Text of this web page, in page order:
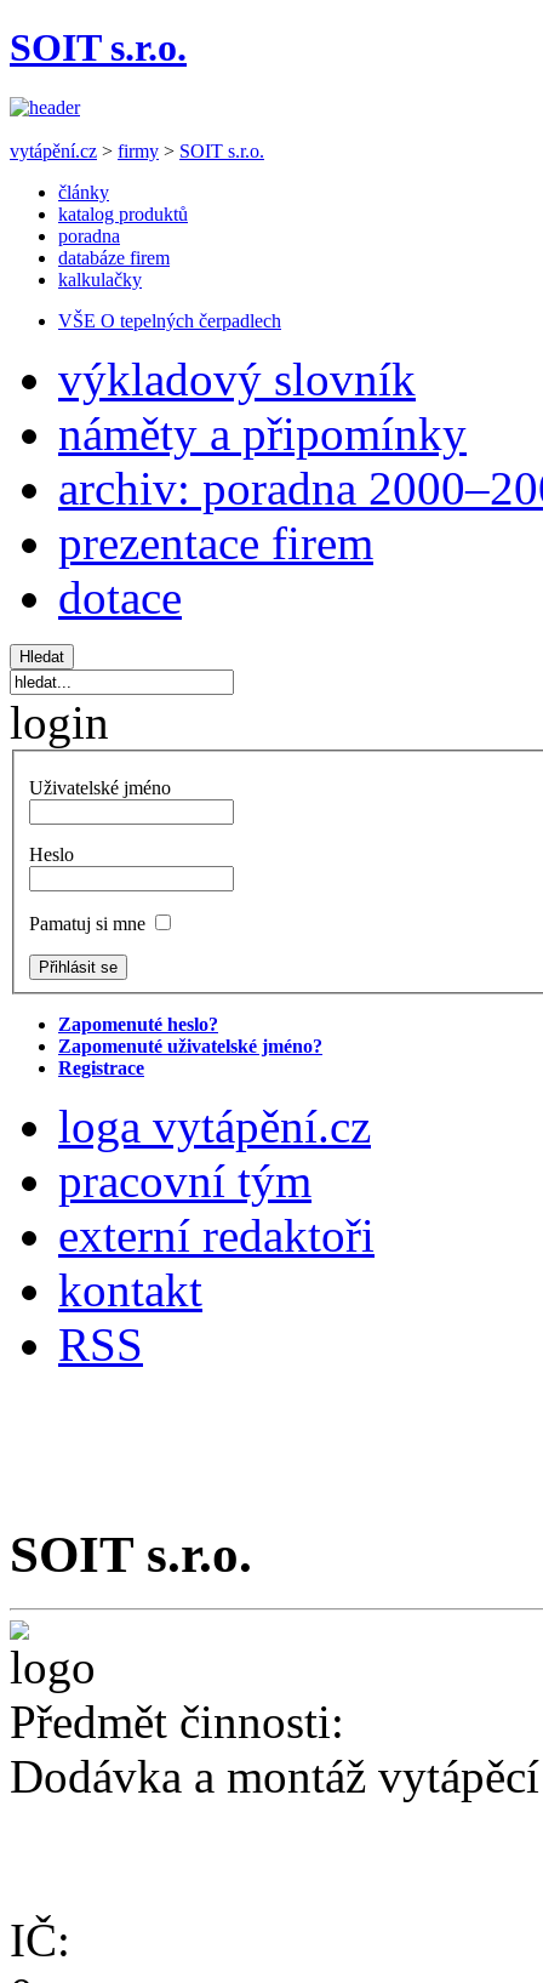
SOIT s.r.o.
vytápění.cz > firmy > SOIT s.r.o.
články
katalog produktů
poradna
databáze firem
kalkulačky
VŠE O tepelných čerpadlech
výkladový slovník
náměty a připomínky
archiv: poradna
prezentace firem
dotace
login
Uživatelské jméno
Heslo
Pamatuj si mne
Zapomenuté heslo?
Zapomenuté uživatelské jméno?
Registrace
loga vytápění.cz
pracovní tým
externí redaktoři
kontakt
RSS
SOIT s.r.o.
Předmět činnosti:
Dodávka a montáž
IČ: